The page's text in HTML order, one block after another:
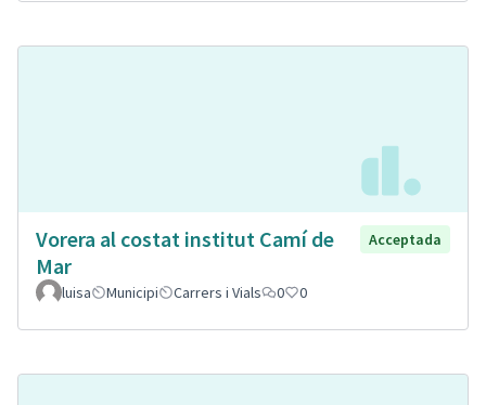
Vorera al costat institut Camí de
Mar
Acceptada
luisa Municipi Carrers i Vials 0 0